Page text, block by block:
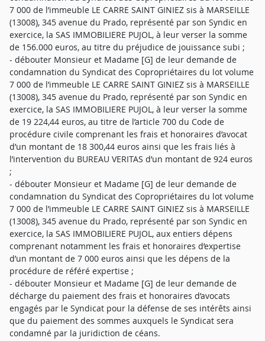
7 000 de l’immeuble LE CARRE SAINT GINIEZ sis à MARSEILLE
(13008), 345 avenue du Prado, représenté par son Syndic en
exercice, la SAS IMMOBILIERE PUJOL, à leur verser la somme
de 156.000 euros, au titre du préjudice de jouissance subi ;
- débouter Monsieur et Madame [G] de leur demande de
condamnation du Syndicat des Copropriétaires du lot volume
7 000 de l’immeuble LE CARRE SAINT GINIEZ sis à MARSEILLE
(13008), 345 avenue du Prado, représenté par son Syndic en
exercice, la SAS IMMOBILIERE PUJOL, à leur verser la somme
de 19 224,44 euros, au titre de l’article 700 du Code de
procédure civile comprenant les frais et honoraires d’avocat
d’un montant de 18 300,44 euros ainsi que les frais liés à
l’intervention du BUREAU VERITAS d’un montant de 924 euros
;
- débouter Monsieur et Madame [G] de leur demande de
condamnation du Syndicat des Copropriétaires du lot volume
7 000 de l’immeuble LE CARRE SAINT GINIEZ sis à MARSEILLE
(13008), 345 avenue du Prado, représenté par son Syndic en
exercice, la SAS IMMOBILIERE PUJOL, aux entiers dépens
comprenant notamment les frais et honoraires d’expertise
d’un montant de 7 000 euros ainsi que les dépens de la
procédure de référé expertise ;
- débouter Monsieur et Madame [G] de leur demande de
décharge du paiement des frais et honoraires d’avocats
engagés par le Syndicat pour la défense de ses intérêts ainsi
que du paiement des sommes auxquels le Syndicat sera
condamné par la juridiction de céans.